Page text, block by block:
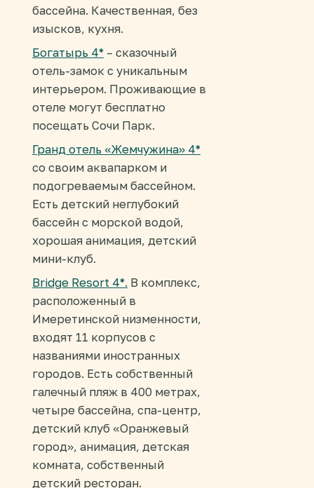
бассейна. Качественная, без
изысков, кухня.
Богатырь 4* – сказочный
отель-замок с уникальным
интерьером. Проживающие в
отеле могут бесплатно
посещать Сочи Парк.
Гранд отель «Жемчужина» 4*
со своим аквапарком и
подогреваемым бассейном.
Есть детский неглубокий
бассейн с морской водой,
хорошая анимация, детский
мини-клуб.
Bridge Resort 4*. В комплекс,
расположенный в
Имеретинской низменности,
входят 11 корпусов с
названиями иностранных
городов. Есть собственный
галечный пляж в 400 метрах,
четыре бассейна, спа-центр,
детский клуб «Оранжевый
город», анимация, детская
комната, собственный
детский ресторан.